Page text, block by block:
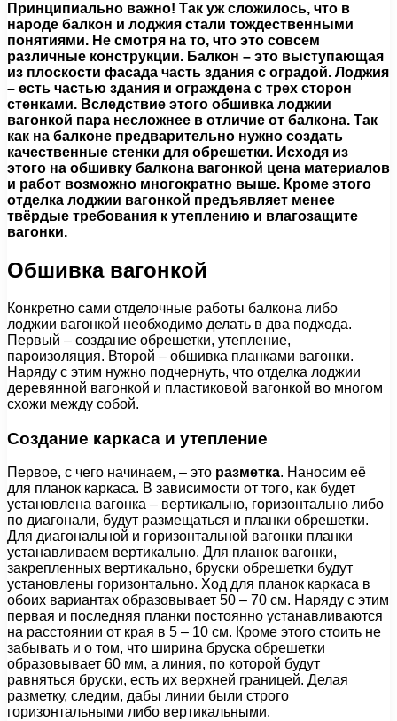
Принципиально важно! Так уж сложилось, что в
народе балкон и лоджия стали тождественными
понятиями. Не смотря на то, что это совсем
различные конструкции. Балкон – это выступающая
из плоскости фасада часть здания с оградой. Лоджия
– есть частью здания и ограждена с трех сторон
стенками. Вследствие этого обшивка лоджии
вагонкой пара несложнее в отличие от балкона. Так
как на балконе предварительно нужно создать
качественные стенки для обрешетки. Исходя из
этого на обшивку балкона вагонкой цена материалов
и работ возможно многократно выше. Кроме этого
отделка лоджии вагонкой предъявляет менее
твёрдые требования к утеплению и влагозащите
вагонки.
Обшивка вагонкой
Конкретно сами отделочные работы балкона либо
лоджии вагонкой необходимо делать в два подхода.
Первый – создание обрешетки, утепление,
пароизоляция. Второй – обшивка планками вагонки.
Наряду с этим нужно подчернуть, что отделка лоджии
деревянной вагонкой и пластиковой вагонкой во многом
схожи между собой.
Создание каркаса и утепление
Первое, с чего начинаем, – это разметка. Наносим её
для планок каркаса. В зависимости от того, как будет
установлена вагонка – вертикально, горизонтально либо
по диагонали, будут размещаться и планки обрешетки.
Для диагональной и горизонтальной вагонки планки
устанавливаем вертикально. Для планок вагонки,
закрепленных вертикально, бруски обрешетки будут
установлены горизонтально. Ход для планок каркаса в
обоих вариантах образовывает 50 – 70 см. Наряду с этим
первая и последняя планки постоянно устанавливаются
на расстоянии от края в 5 – 10 см. Кроме этого стоить не
забывать и о том, что ширина бруска обрешетки
образовывает 60 мм, а линия, по которой будут
равняться бруски, есть их верхней границей. Делая
разметку, следим, дабы линии были строго
горизонтальными либо вертикальными.